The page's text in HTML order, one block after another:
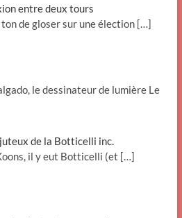
entre deux tours
de gloser sur une élection […]
le dessinateur de lumière Le
de la Botticelli inc.
il y eut Botticelli (et […]